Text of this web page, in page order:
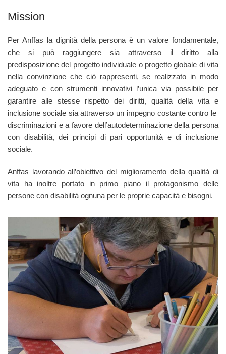
Mission
Per Anffas la dignità della persona è un valore fondamentale,
che si può raggiungere sia attraverso il diritto alla
predisposizione del progetto individuale o progetto globale di vita
nella convinzione che ciò rappresenti, se realizzato in modo
adeguato e con strumenti innovativi l’unica via possibile per
garantire alle stesse rispetto dei diritti, qualità della vita e
inclusione sociale sia attraverso un impegno costante contro le
discriminazioni e a favore dell’autodeterminazione della persona
con disabilità, dei principi di pari opportunità e di inclusione
sociale.
Anffas lavorando all’obiettivo del miglioramento della qualità di
vita ha inoltre portato in primo piano il protagonismo delle
persone con disabilità ognuna per le proprie capacità e bisogni.